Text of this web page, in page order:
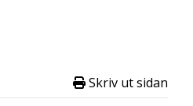
Skriv ut sidan